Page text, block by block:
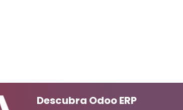
Descubra Odoo ERP